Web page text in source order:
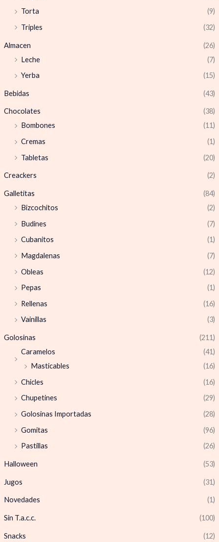
Torta
(9)
Triples
(32)
Almacen
(26)
Leche
(7)
Yerba
(15)
Bebidas (43)
Chocolates
(38)
Bombones
(11)
Cremas
(1)
Tabletas
(20)
Creackers (2)
Galletitas
(84)
Bizcochitos
(2)
Budines
(7)
Cubanitos
(1)
Magdalenas
(7)
Obleas
(12)
Pepas
(1)
Rellenas
(16)
Vainillas
(3)
Golosinas
(211)
Caramelos
(41)
Masticables
(16)
Chicles
(16)
Chupetines
(29)
Golosinas Importadas
(28)
Gomitas
(96)
Pastillas
(26)
Halloween (53)
Jugos (31)
Novedades (1)
Sin T.a.c.c. (100)
Snacks (12)